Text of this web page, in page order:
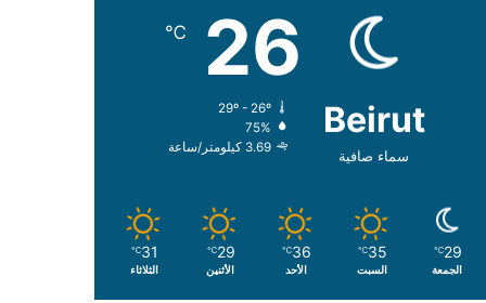
Beirut
سماء صافية
26
℃
29º - 26º
75%
3.69 كيلومتر/ساعة
29
℃
الجمعة
35
℃
السبت
36
℃
الأحد
29
℃
الأثنين
31
℃
الثلاثاء